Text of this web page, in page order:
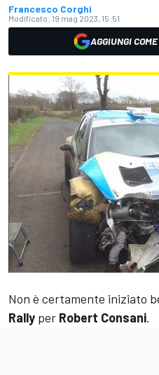
Francesco Corghi
Modificato: 19 mag 2023, 15:51
AGGIUNGI
Non è certamente iniziato
Rally per Robert Consani.